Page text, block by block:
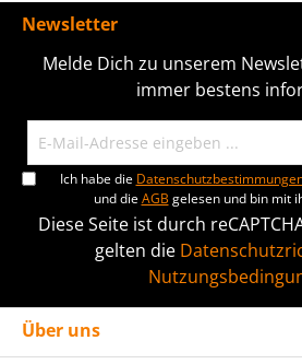
Newsletter
Melde Dich zu unserem
immer bestens
Ich habe die
und dieAGB gelesen und bin mit
Diese Seite ist durch
gelten die
Über uns